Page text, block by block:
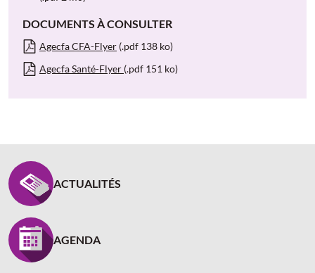
DOCUMENTS À CONSULTER
Agecfa CFA-Flyer (.pdf 138 ko)
Agecfa Santé-Flyer (.pdf 151 ko)
PIED DE PAGE CARCEPT PREV - ASSUREUR
ACTUALITÉS
AGENDA